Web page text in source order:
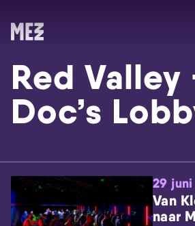
Skip navigatie
Red Valley
Doc’s
29
Van
naar